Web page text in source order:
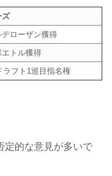
ズ
ローザン獲得
エトル獲得
ラフト1巡目指名権
定的な意見が多いで